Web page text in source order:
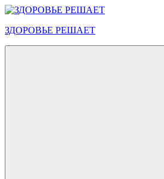
Перейти
содержимому
ЗДОРОВЬЕ РЕШАЕТ